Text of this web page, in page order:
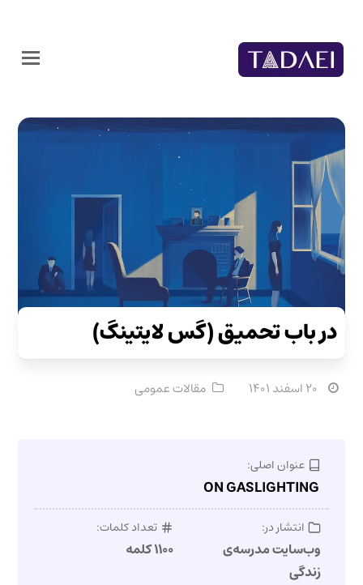
در باب تحمیق (گس لایتینگ)
۲۰ اسفند ۱۴۰۱ مقالات عمومی
عنوان اصلی:
ON GASLIGHTING
انتشار در:
وب‌سایت مدرسه‌ی
زندگی
تعداد کلمات:
۱۱۰۰ کلمه